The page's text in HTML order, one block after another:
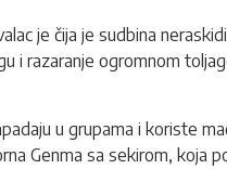
je čija je sudbina
i razaranje ogromnom
u grupama i koriste
Genma sa sekirom, koja